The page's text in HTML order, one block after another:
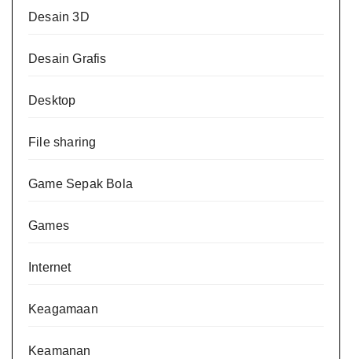
Desain 3D
Desain Grafis
Desktop
File sharing
Game Sepak Bola
Games
Internet
Keagamaan
Keamanan